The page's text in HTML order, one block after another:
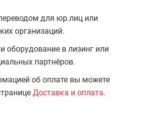
для юр.лиц или
организаций.
оборудование в лизинг или
партнёров.
об оплате вы можете
Доставка и оплата.